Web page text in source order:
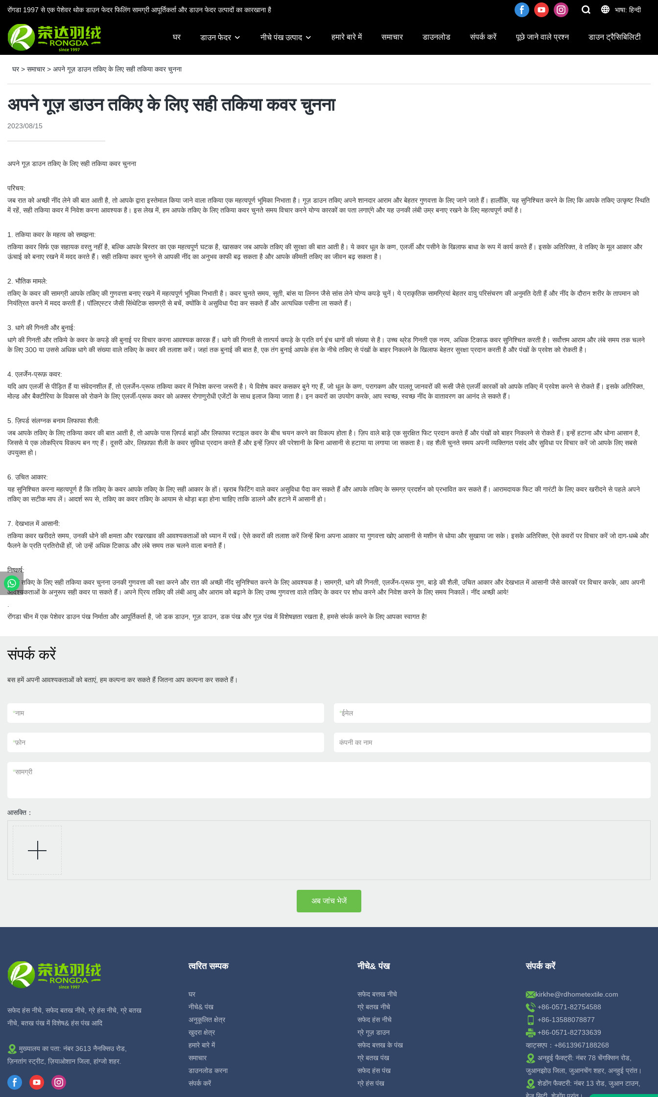
रोंगडा 1997 से एक पेशेवर थोक डाउन फेदर फिलिंग सामग्री आपूर्तिकर्ता और डाउन फेदर उत्पादों का कारखाना है भाषा: हिन्दी
घर डाउन फेदर नीचे पंख उत्पाद हमारे बारे में समाचार डाउनलोड संपर्क करें पूछे जाने वाले प्रश्न डाउन ट्रैसिबिलिटी
घर> समाचार> अपने गूज़ डाउन तकिए के लिए सही तकिया कवर चुनना
अपने गूज़ डाउन तकिए के लिए सही तकिया कवर चुनना
2023/08/15
अपने गूज़ डाउन तकिए के लिए सही तकिया कवर चुनना
परिचय:
जब रात को अच्छी नींद लेने की बात आती है, तो आपके द्वारा इस्तेमाल किया जाने वाला तकिया एक महत्वपूर्ण भूमिका निभाता है। गूज़ डाउन तकिए अपने शानदार आराम और बेहतर गुणवत्ता के लिए जाने जाते हैं। हालाँकि, यह सुनिश्चित करने के लिए कि आपके तकिए उत्कृष्ट स्थिति
में रहें, सही तकिया कवर में निवेश करना आवश्यक है। इस लेख में, हम आपके तकिए के लिए तकिया कवर चुनते समय विचार करने योग्य कारकों का पता लगाएंगे और यह उनकी लंबी उम्र बनाए रखने के लिए महत्वपूर्ण क्यों है।
1. तकिया कवर के महत्व को समझना:
तकिया कवर सिर्फ एक सहायक वस्तु नहीं है, बल्कि आपके बिस्तर का एक महत्वपूर्ण घटक है, खासकर जब आपके तकिए की सुरक्षा की बात आती है। ये कवर धूल के कण, एलर्जी और पसीने के खिलाफ बाधा के रूप में कार्य करते हैं। इसके अतिरिक्त, वे तकिए के मूल आकार और
ऊंचाई को बनाए रखने में मदद करते हैं। सही तकिया कवर चुनने से आपकी नींद का अनुभव काफी बढ़ सकता है और आपके कीमती तकिए का जीवन बढ़ सकता है।
2. भौतिक मामले:
तकिए के कवर की सामग्री आपके तकिए की गुणवत्ता बनाए रखने में महत्वपूर्ण भूमिका निभाती है। कवर चुनते समय, सूती, बांस या लिनन जैसे सांस लेने योग्य कपड़े चुनें। ये प्राकृतिक सामग्रियां बेहतर वायु परिसंचरण की अनुमति देती हैं और नींद के दौरान शरीर के तापमान को
नियंत्रित करने में मदद करती हैं। पॉलिएस्टर जैसी सिंथेटिक सामग्री से बचें, क्योंकि वे असुविधा पैदा कर सकते हैं और अत्यधिक पसीना ला सकते हैं।
3. धागे की गिनती और बुनाई:
धागे की गिनती और तकिये के कवर के कपड़े की बुनाई पर विचार करना आवश्यक कारक हैं। धागे की गिनती से तात्पर्य कपड़े के प्रति वर्ग इंच धागों की संख्या से है। उच्च थ्रेड गिनती एक नरम, अधिक टिकाऊ कवर सुनिश्चित करती है। सर्वोत्तम आराम और लंबे समय तक चलने
के लिए 300 या उससे अधिक धागे की संख्या वाले तकिए के कवर की तलाश करें। जहां तक ​​बुनाई की बात है, एक तंग बुनाई आपके हंस के नीचे तकिए से पंखों के बाहर निकलने के खिलाफ बेहतर सुरक्षा प्रदान करती है और पंखों के प्रवेश को रोकती है।
4. एलर्जेन-प्रूफ़ कवर:
यदि आप एलर्जी से पीड़ित हैं या संवेदनशील हैं, तो एलर्जेन-प्रूफ तकिया कवर में निवेश करना जरूरी है। ये विशेष कवर कसकर बुने गए हैं, जो धूल के कण, परागकण और पालतू जानवरों की रूसी जैसे एलर्जी कारकों को आपके तकिए में प्रवेश करने से रोकते हैं। इसके अतिरिक्त,
मोल्ड और बैक्टीरिया के विकास को रोकने के लिए एलर्जी-प्रूफ कवर को अक्सर रोगाणुरोधी एजेंटों के साथ इलाज किया जाता है। इन कवरों का उपयोग करके, आप स्वच्छ, स्वच्छ नींद के वातावरण का आनंद ले सकते हैं।
5. ज़िपर्ड संलग्नक बनाम लिफाफा शैली:
जब आपके तकिए के लिए तकिया कवर की बात आती है, तो आपके पास ज़िपर्ड बाड़ों और लिफाफा स्टाइल कवर के बीच चयन करने का विकल्प होता है। ज़िप वाले बाड़े एक सुरक्षित फिट प्रदान करते हैं और पंखों को बाहर निकलने से रोकते हैं। इन्हें हटाना और धोना आसान है,
जिससे ये एक लोकप्रिय विकल्प बन गए हैं। दूसरी ओर, लिफ़ाफ़ा शैली के कवर सुविधा प्रदान करते हैं और इन्हें ज़िपर की परेशानी के बिना आसानी से हटाया या लगाया जा सकता है। वह शैली चुनते समय अपनी व्यक्तिगत पसंद और सुविधा पर विचार करें जो आपके लिए सबसे
उपयुक्त हो।
6. उचित आकार:
यह सुनिश्चित करना महत्वपूर्ण है कि तकिए के कवर आपके तकिए के लिए सही आकार के हों। ख़राब फिटिंग वाले कवर असुविधा पैदा कर सकते हैं और आपके तकिए के समग्र प्रदर्शन को प्रभावित कर सकते हैं। आरामदायक फिट की गारंटी के लिए कवर खरीदने से पहले अपने
तकिए का सटीक माप लें। आदर्श रूप से, तकिए का कवर तकिए के आयाम से थोड़ा बड़ा होना चाहिए ताकि डालने और हटाने में आसानी हो।
7. देखभाल में आसानी:
तकिया कवर खरीदते समय, उनकी धोने की क्षमता और रखरखाव की आवश्यकताओं को ध्यान में रखें। ऐसे कवरों की तलाश करें जिन्हें बिना अपना आकार या गुणवत्ता खोए आसानी से मशीन से धोया और सुखाया जा सके। इसके अतिरिक्त, ऐसे कवरों पर विचार करें जो दाग-धब्बे और
फैलने के प्रति प्रतिरोधी हों, जो उन्हें अधिक टिकाऊ और लंबे समय तक चलने वाला बनाते हैं।
निष्कर्ष:
अपने तकिए के लिए सही तकिया कवर चुनना उनकी गुणवत्ता की रक्षा करने और रात की अच्छी नींद सुनिश्चित करने के लिए आवश्यक है। सामग्री, धागे की गिनती, एलर्जेन-प्रूफ गुण, बाड़े की शैली, उचित आकार और देखभाल में आसानी जैसे कारकों पर विचार करके, आप अपनी
आवश्यकताओं के अनुरूप सही कवर पा सकते हैं। अपने प्रिय तकिए की लंबी आयु और आराम को बढ़ाने के लिए उच्च गुणवत्ता वाले तकिए के कवर पर शोध करने और निवेश करने के लिए समय निकालें। नींद अच्छी आये!
रोंगडा चीन में एक पेशेवर डाउन पंख निर्माता और आपूर्तिकर्ता है, जो डक डाउन, गूज़ डाउन, डक पंख और गूज़ पंख में विशेषज्ञता रखता है, हमसे संपर्क करने के लिए आपका स्वागत है!
संपर्क करें
बस हमें अपनी आवश्यकताओं को बताएं, हम कल्पना कर सकते हैं जितना आप कल्पना कर सकते हैं।
*नाम *ईमेल
*फ़ोन कंपनी का नाम
*सामग्री
आसक्ति：
अब जांच भेजें
सफेद हंस नीचे, सफेद बतख नीचे, ग्रे हंस नीचे, ग्रे बतख
नीचे, बतख पंख में विशेष& हंस पंख आदि
मुख्यालय का पता: नंबर 3613 नैनक्सिउ रोड,
ज़िनतांग स्ट्रीट, ज़ियाओशान जिला, हांग्जो शहर.
त्वरित सम्पक
घर
नीचे& पंख
अनुकूलित क्षेत्र
खुदरा क्षेत्र
हमारे बारे में
समाचार
डाउनलोड करना
संपर्क करें
नीचे& पंख
सफेद बत्तख नीचे
ग्रे बतख नीचे
सफेद हंस नीचे
ग्रे गूज़ डाउन
सफेद बत्तख के पंख
ग्रे बतख पंख
सफेद हंस पंख
ग्रे हंस पंख
संपर्क करें
kirkhe@rdhometextile.com
+86-0571-82754588
+86-13588078877
+86-0571-82733639
व्हाट्सएप：+8613967188268
अनहुई फैक्ट्री: नंबर 78 चेंगक्सिन रोड,
जुआनझोउ जिला, जुआनचेंग शहर, अनहुई प्रांत।
शेडोंग फैक्टरी: नंबर 13 रोड, जुआन टाउन,